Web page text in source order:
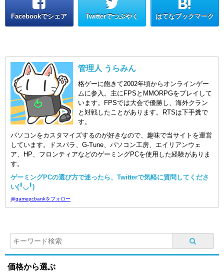
Facebookでシェア Twitterでつぶやく はてなブックマーク
管理人 うらみん
格ゲーに飽きて2002年頃からオンラインゲー
ムに参入。主にFPSとMMORPGをプレイして
います。FPSでは大会で優勝し、海外クラン
と対戦したことがあります。RTSは下手糞で
す。
パソコンをカスタマイズするのが好きなので、趣味で当サイトを運営
しています。ドスパラ、G-Tune、パソコン工房、エイリアンウェ
ア、HP、フロンティアなどのゲーミングPCを使用した経験がありま
す。
ゲーミングPCの選び方で迷ったら、Twitterで気軽に質問してくださ
い(╹◡╹)
@gamepcbankをフォロー
価格から選ぶ